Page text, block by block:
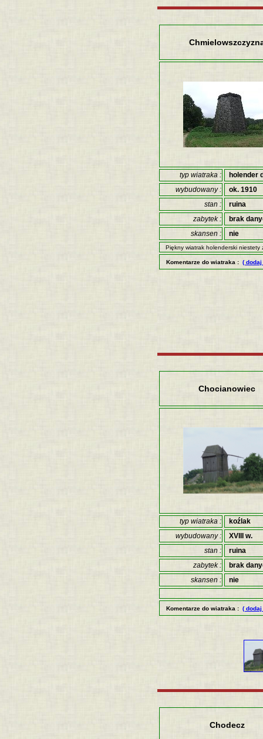
typ wiatraka :
holender
wybudowany :
ok. 1910
stan :
ruina
zabytek :
brak
skansen :
nie
Piękny wiatrak holenderski niestety
Komentarze do wiatraka : (
Chocianowiec
typ wiatraka :
koźlak
wybudowany :
XVIII w.
stan :
ruina
zabytek :
brak
skansen :
nie
Komentarze do wiatraka : (
Chodecz